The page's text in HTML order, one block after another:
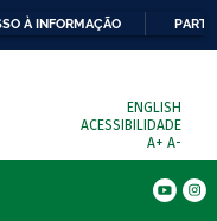
À INFORMAÇÃO
ENGLISH
ACESSIBILIDADE
A+ A-